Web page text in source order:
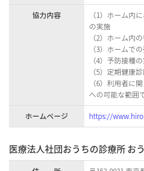
協力内容
（1）ホーム内
の実施
（2）ホーム内
（3）ホームで
（4）予防接種
（5）定期健康
（6）利用者に
への可能な範囲
ホームページ
https://
医療法人社団おうちの診療所 お